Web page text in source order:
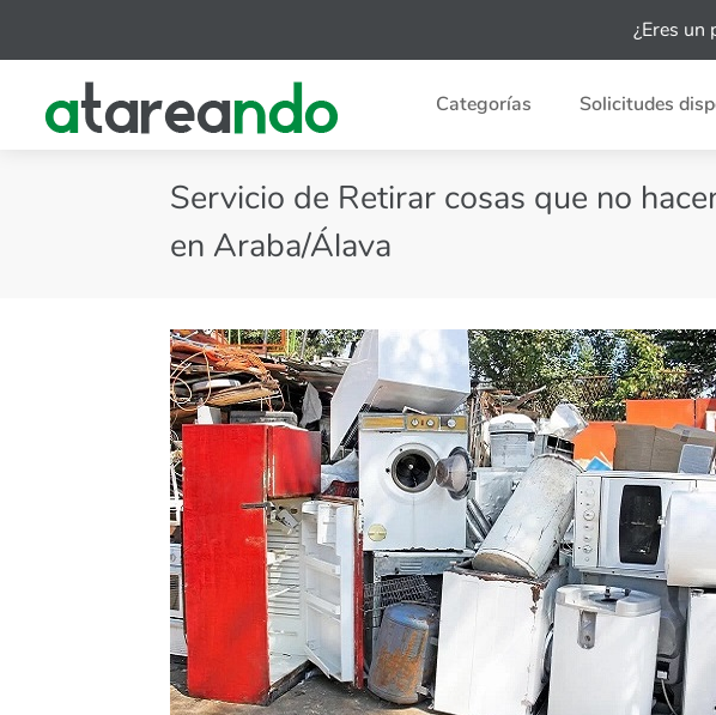
¿Eres un
Categorías Solicitudes
Servicio de Retirar cosas que no
en Araba/Álava